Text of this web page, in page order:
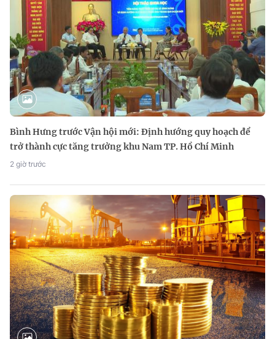
Bình Hưng trước Vận hội mới: Định hướng quy hoạch để
trở thành cực tăng trưởng khu Nam TP. Hồ Chí Minh
2 giờ trước